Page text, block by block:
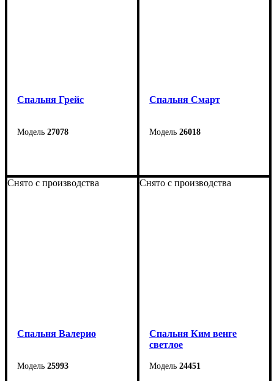
Спальня Грейс
27078
Cпальня Смарт
26018
Снято с производства
Спальня Валерио
25993
Снято с производства
Спальня Ким венге
светлое
24451